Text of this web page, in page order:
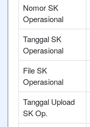
Nomor SK
Operasional
Tanggal SK
Operasional
File SK
Operasional
Tanggal Upload
SK Op.